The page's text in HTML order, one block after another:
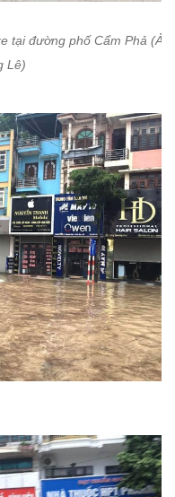
tại đường phố Cẩm Phả
Lê)